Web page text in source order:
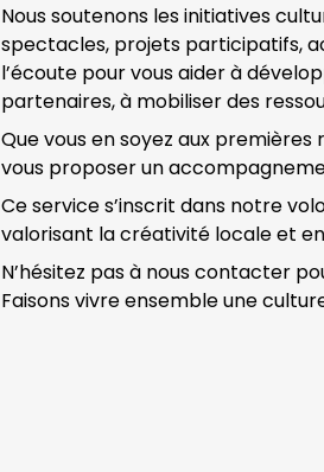
Nous soutenons les initiatives
spectacles, projets participatifs,
l’écoute pour vous aider à
partenaires, à mobiliser des
Que vous en soyez aux
vous proposer un
Ce service s’inscrit dans notre
valorisant la créativité locale et
N’hésitez pas à nous contacter
Faisons vivre ensemble une